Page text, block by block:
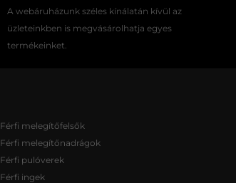
A webáruházunk széles kínálatán kívül az
üzleteinkben is megvásárolhatja egyes
termékeinket.
Férfi melegítőfelsők
Férfi melegítőnadrágok
Férfi pulóverek
Férfi ingek